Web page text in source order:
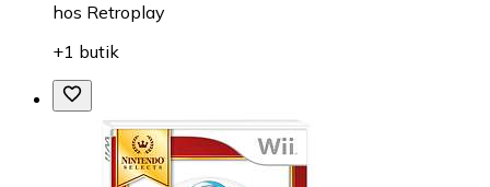
hos Retroplay
+1 butik